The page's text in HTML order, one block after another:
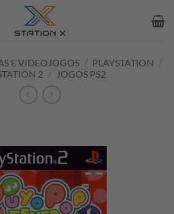
E VIDEOJOGOS / PLAYSTATION /
2 / JOGOS PS2